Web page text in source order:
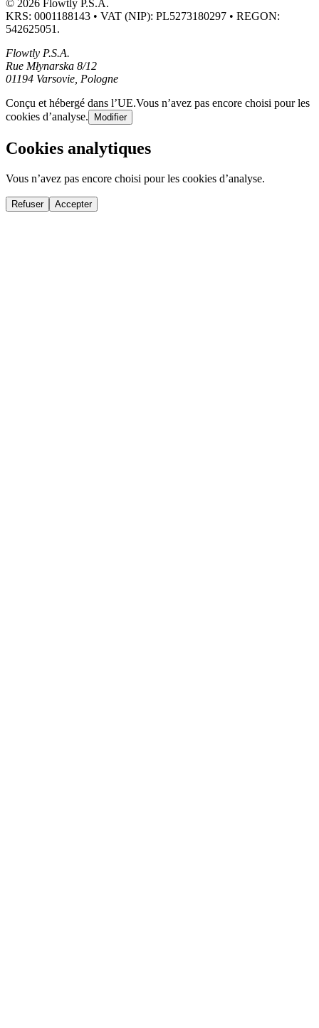
© 2026 Flowtly P.S.A.
KRS: 0001188143 • VAT (NIP): PL5273180297 • REGON:
542625051.
Flowtly P.S.A.
Rue Młynarska 8/12
01194 Varsovie, Pologne
Conçu et hébergé dans l’UE.Vous n’avez pas encore choisi pour les
cookies d’analyse.
Modifier
Cookies analytiques
Vous n’avez pas encore choisi pour les cookies d’analyse.
Refuser Accepter